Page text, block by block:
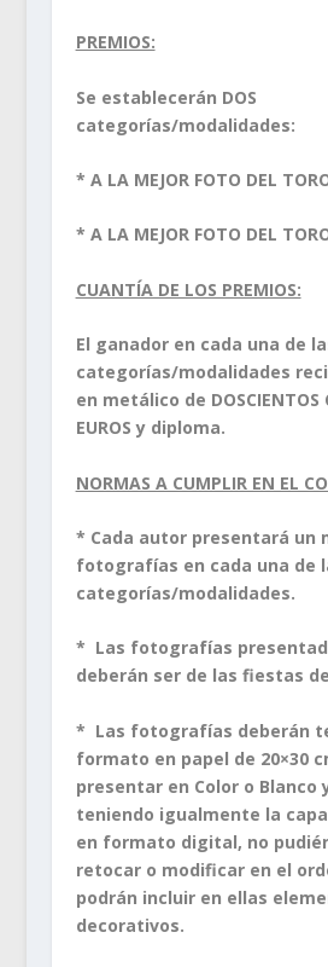
PREMIOS:
Se establecerán DOS
categorías/modalidades:
* A LA MEJOR FOTO DEL
* A LA MEJOR FOTO DEL
CUANTÍA DE LOS PREMIOS:
El ganador en cada una de
categorías/modalidades
en metálico de DOSCIENTOS
EUROS y diploma.
NORMAS A CUMPLIR EN EL
* Cada autor presentará un
fotografías en cada una de
categorías/modalidades.
* Las fotografías
deberán ser de las fiestas
* Las fotografías deberán
formato en papel de 20×30
presentar en Color o Blanco
teniendo igualmente la
en formato digital, no
retocar o modificar en el
podrán incluir en ellas
decorativos.